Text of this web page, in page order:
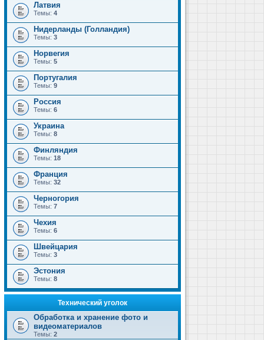
Латвия
Темы: 4
Нидерланды (Голландия)
Темы: 3
Норвегия
Темы: 5
Португалия
Темы: 9
Россия
Темы: 6
Украина
Темы: 8
Финляндия
Темы: 18
Франция
Темы: 32
Черногория
Темы: 7
Чехия
Темы: 6
Швейцария
Темы: 3
Эстония
Темы: 8
Технический уголок
Обработка и хранение фото и
видеоматериалов
Темы: 2